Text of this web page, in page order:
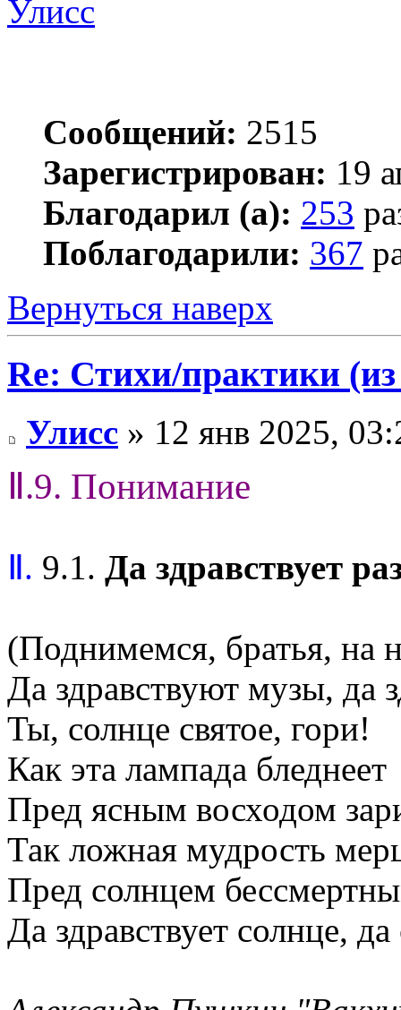
Улисс
Сообщений: 2515
Зарегистрирован: 19
Благодарил (а): 253
Поблагодарили: 367
Вернуться наверх
Re: Стихи/практики
Улисс » 12 янв 2025,
Ⅱ.9. Понимание
Ⅱ. 9.1. Да здравствует
(Поднимемся, братья, на
Да здравствуют музы, да
Ты, солнце святое, гори!
Как эта лампада бледнеет
Пред ясным восходом
Так ложная мудрость
Пред солнцем
Да здравствует солнце,